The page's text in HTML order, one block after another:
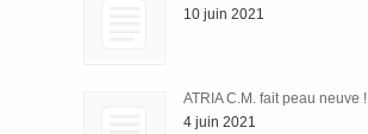
10 juin 2021
ATRIA C.M. fait peau neuve !
4 juin 2021